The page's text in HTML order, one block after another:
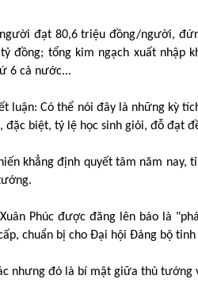
đạt 80,6 triệu đồng/người,
đồng; tổng kim ngạch xuất nhập
6 cả nước...
luận: Có thể nói đây là những kỳ
đặc biệt, tỷ lệ học sinh giỏi, đỗ đạt
khẳng định quyết tâm năm
Phúc được đăng lên báo là
chuẩn bị cho Đại hội Đảng bộ
nhưng đó là bí mật giữa thủ tướng